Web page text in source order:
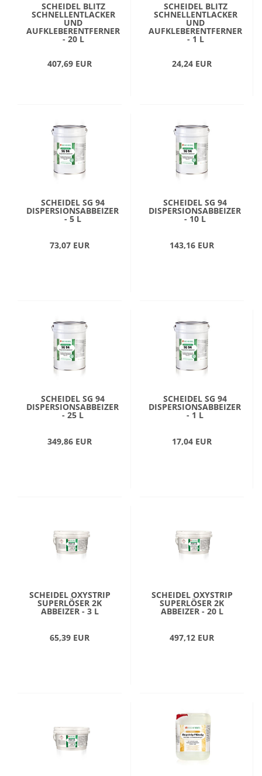
SCHEIDEL BLITZ
SCHNELLENTLACKER
UND
AUFKLEBERENTFERNER
- 20 L
407,69 EUR
SCHEIDEL BLITZ
SCHNELLENTLACKER
UND
AUFKLEBERENTFERNER
- 1 L
24,24 EUR
SCHEIDEL SG 94
DISPERSIONSABBEIZER
- 5 L
73,07 EUR
SCHEIDEL SG 94
DISPERSIONSABBEIZER
- 10 L
143,16 EUR
SCHEIDEL SG 94
DISPERSIONSABBEIZER
- 25 L
349,86 EUR
SCHEIDEL SG 94
DISPERSIONSABBEIZER
- 1 L
17,04 EUR
SCHEIDEL OXYSTRIP
SUPERLÖSER 2K
ABBEIZER - 3 L
65,39 EUR
SCHEIDEL OXYSTRIP
SUPERLÖSER 2K
ABBEIZER - 20 L
497,12 EUR